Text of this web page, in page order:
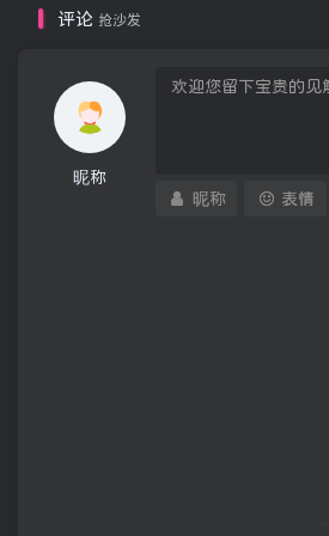
评论 抢沙发
昵称
昵称
表情